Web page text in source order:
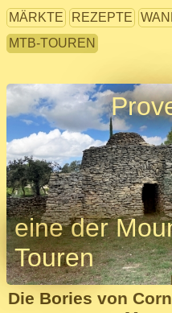
MÄRKTE REZEPTE
MTB-TOUREN
eine der
Touren
Die Bories von